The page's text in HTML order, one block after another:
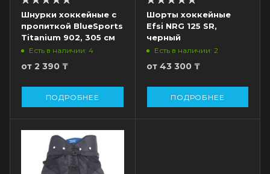
Шнурки хоккейные с
пропиткой BlueSports
Titanium 902, 305 см
Есть в наличии: 4
от 2 390 ₸
ПОДРОБНЕЕ
Шорты хоккейные
Efsi NRG 125 SR,
черный
Есть в наличии: 2
от 43 300 ₸
ПОДРОБНЕЕ